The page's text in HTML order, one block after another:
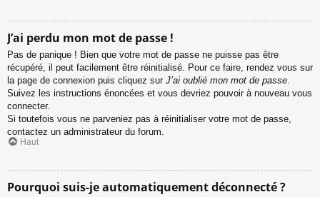
J’ai perdu mon mot de passe !
Pas de panique ! Bien que votre mot de passe ne puisse pas être
récupéré, il peut facilement être réinitialisé. Pour ce faire, rendez vous sur
la page de connexion puis cliquez sur J’ai oublié mon mot de passe.
Suivez les instructions énoncées et vous devriez pouvoir à nouveau vous
connecter.
Si toutefois vous ne parveniez pas à réinitialiser votre mot de passe,
contactez un administrateur du forum.
Haut
Pourquoi suis-je automatiquement déconnecté ?